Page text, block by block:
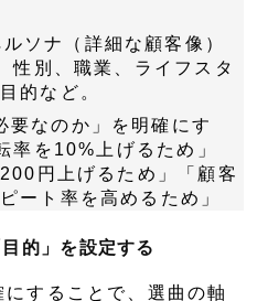
ソナ（詳細な顧客像）
性別、職業、ライフスタ
的など。
要なのか」を明確にす
率を10%上げるため」
円上げるため」「顧客
ート率を高めるため」
的」を設定する
することで、選曲の軸